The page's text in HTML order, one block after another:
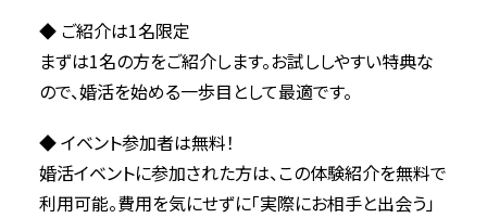
◆ ご紹介は1名限定
まずは1名の方をご紹介します。お試ししやすい特典な
ので、婚活を始める一歩目として最適です。
◆ イベント参加者は無料！
婚活イベントに参加された方は、この体験紹介を無料で
利用可能。費用を気にせずに「実際にお相手と出会う」